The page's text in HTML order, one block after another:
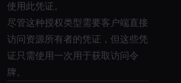
使用此凭证。
尽管这种授权类型需要客户端直接
访问资源所有者的凭证，但这些凭
证只需使用一次用于获取访问令
牌。